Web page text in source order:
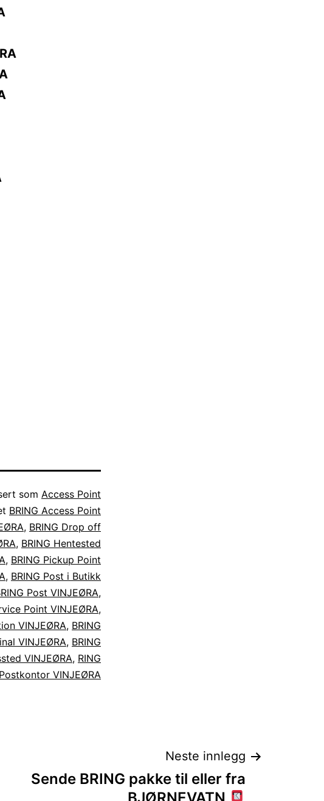
som Access Point
BRING Access Point
, BRING Drop off
, BRING Hentested
, BRING Pickup Point
, BRING Post i Butikk
Post VINJEØRA,
Point VINJEØRA,
VINJEØRA, BRING
VINJEØRA, BRING
VINJEØRA, RING
Postkontor VINJEØRA
Neste innlegg
Sende BRING pakke til eller fra